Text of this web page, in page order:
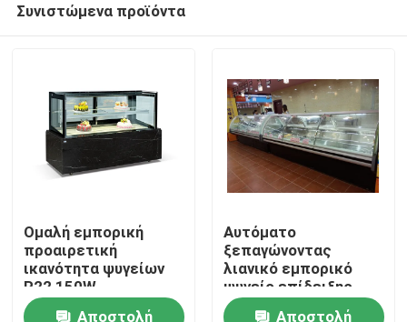
Σχετικά με εμάς
Επαφές
Συνιστώμενα προϊόντα
Ομαλή εμπορική
προαιρετική
ικανότητα ψυγείων
R22 150W
υπεραγορών
Αποστολή
Αυτόματο
ξεπαγώνοντας
λιανικό εμπορικό
ψυγείο επίδειξης
τροφίμων για την
Αποστολή